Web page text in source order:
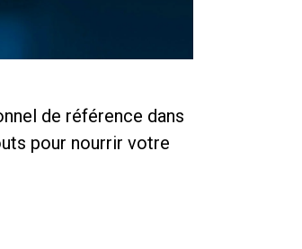
de référence dans
pour nourrir votre